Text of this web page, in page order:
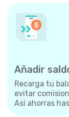
Añadir
Recarga tu
evitar
Así ahorras